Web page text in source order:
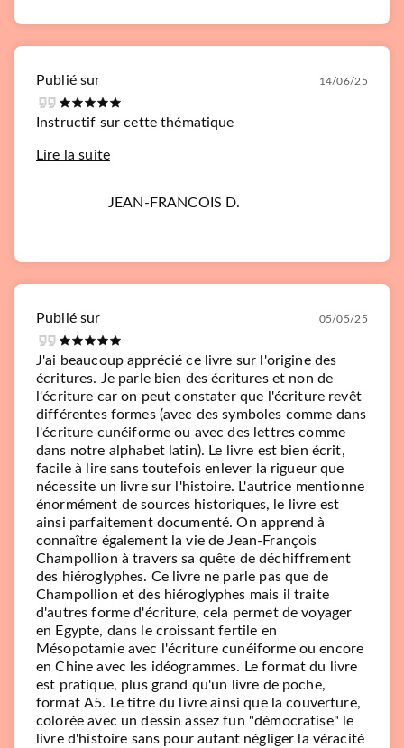
Publié sur 14/06/25
Instructif sur cette thématique
Lire la suite
JEAN-FRANCOIS D.
Publié sur 05/05/25
J'ai beaucoup apprécié ce livre sur l'origine des
écritures. Je parle bien des écritures et non de
l'écriture car on peut constater que l'écriture revêt
différentes formes (avec des symboles comme dans
l'écriture cunéiforme ou avec des lettres comme
dans notre alphabet latin). Le livre est bien écrit,
facile à lire sans toutefois enlever la rigueur que
nécessite un livre sur l'histoire. L'autrice mentionne
énormément de sources historiques, le livre est
ainsi parfaitement documenté. On apprend à
connaître également la vie de Jean-François
Champollion à travers sa quête de déchiffrement
des hiéroglyphes. Ce livre ne parle pas que de
Champollion et des hiéroglyphes mais il traite
d'autres forme d'écriture, cela permet de voyager
en Egypte, dans le croissant fertile en
Mésopotamie avec l'écriture cunéiforme ou encore
en Chine avec les idéogrammes. Le format du livre
est pratique, plus grand qu'un livre de poche,
format A5. Le titre du livre ainsi que la couverture,
colorée avec un dessin assez fun "démocratise" le
livre d'histoire sans pour autant négliger la véracité